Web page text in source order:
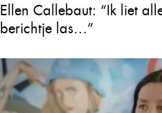
Ellen Callebaut: “Ik liet
berichtje las…”